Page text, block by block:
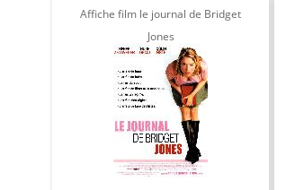
Affiche film le journal de Bridget
Jones